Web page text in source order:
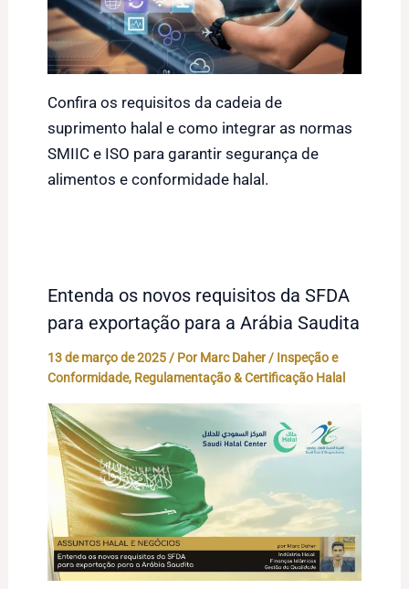
Confira os requisitos da cadeia de
suprimento halal e como integrar as normas
SMIIC e ISO para garantir segurança de
alimentos e conformidade halal.
Entenda os novos requisitos da SFDA
para exportação para a Arábia Saudita
13 de março de 2025 / Por Marc Daher / Inspeção e
Conformidade, Regulamentação & Certificação Halal